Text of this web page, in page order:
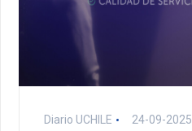
Diario UCHILE 24-09-2025